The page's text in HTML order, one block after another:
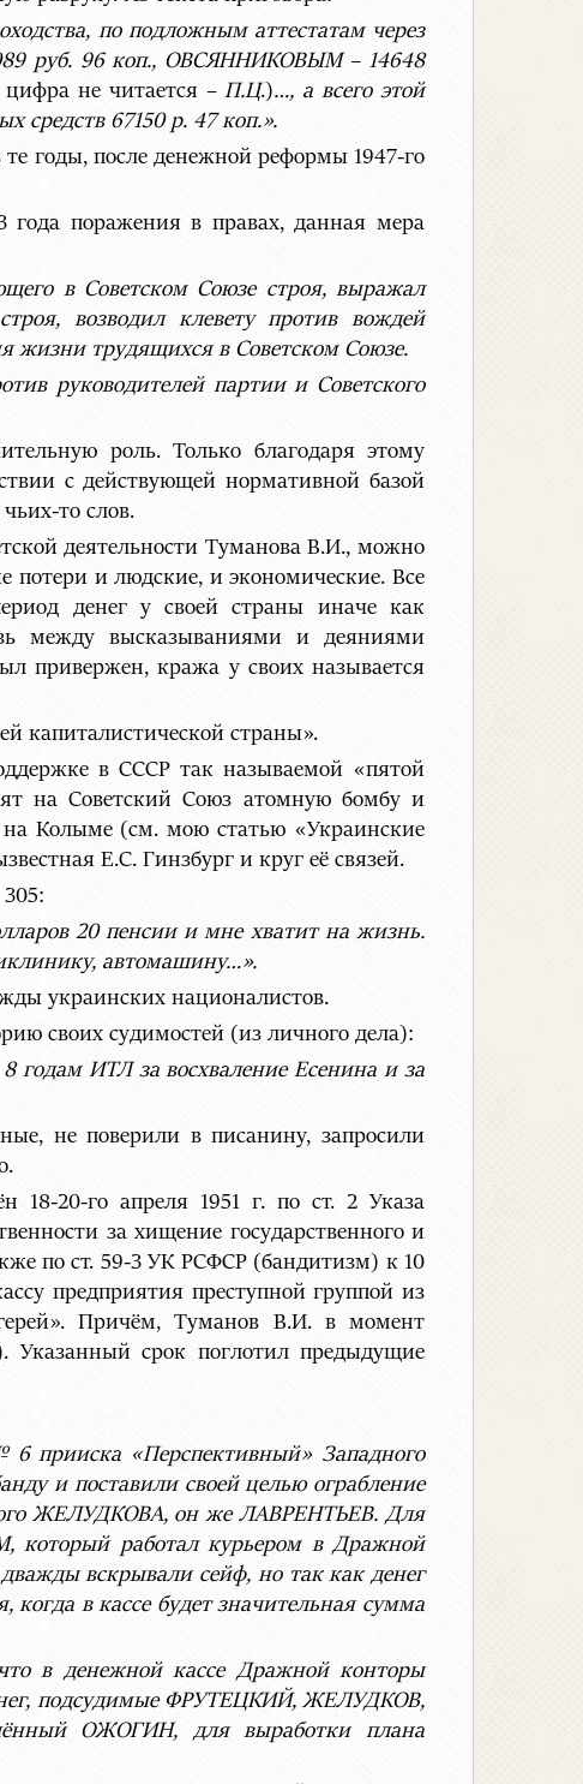
по подложным аттестатам через
руб. 96 коп., ОВСЯННИКОВЫМ – 14648
цифра не читается –П.Ц.)…, а всего этой
средств 67150 р. 47 коп.».
годы, после денежной реформы 1947-го
поражения в правах, данная мера
в Советском Союзе строя, выражал
возводил клевету против вождей
жизни трудящихся в Советском Союзе.
руководителей партии и Советского
роль. Только благодаря этому
с действующей нормативной базой
то слов.
деятельности Туманова В.И., можно
потери и людские, и экономические. Все
денег у своей страны иначе как
между высказываниями и деяниями
привержен, кража у своих называется
капиталистической страны».
в СССР так называемой «пятой
на Советский Союз атомную бомбу и
на Колыме (см. мою статью «Украинские
Е.С. Гинзбург и круг её связей.
20 пенсии и мне хватит на жизнь.
автомашину…».
украинских националистов.
своих судимостей (из личного дела):
годам ИТЛ за восхваление Есенина и за
не поверили в писанину, запросили
18-20-го апреля 1951 г. по ст. 2 Указа
за хищение государственного и
по ст. 59-3 УК РСФСР (бандитизм) к 10
предприятия преступной группой из
Причём, Туманов В.И. в момент
Указанный срок поглотил предыдущие
«Перспективный» Западного
и поставили своей целью ограбление
ЖЕЛУДКОВА, он же ЛАВРЕНТЬЕВ. Для
работал курьером в Дражной
вскрывали сейф, но так как денег
в кассе будет значительная сумма
в денежной кассе Дражной конторы
подсудимые ФРУТЕЦКИЙ, ЖЕЛУДКОВ,
ОЖОГИН, для выработки плана